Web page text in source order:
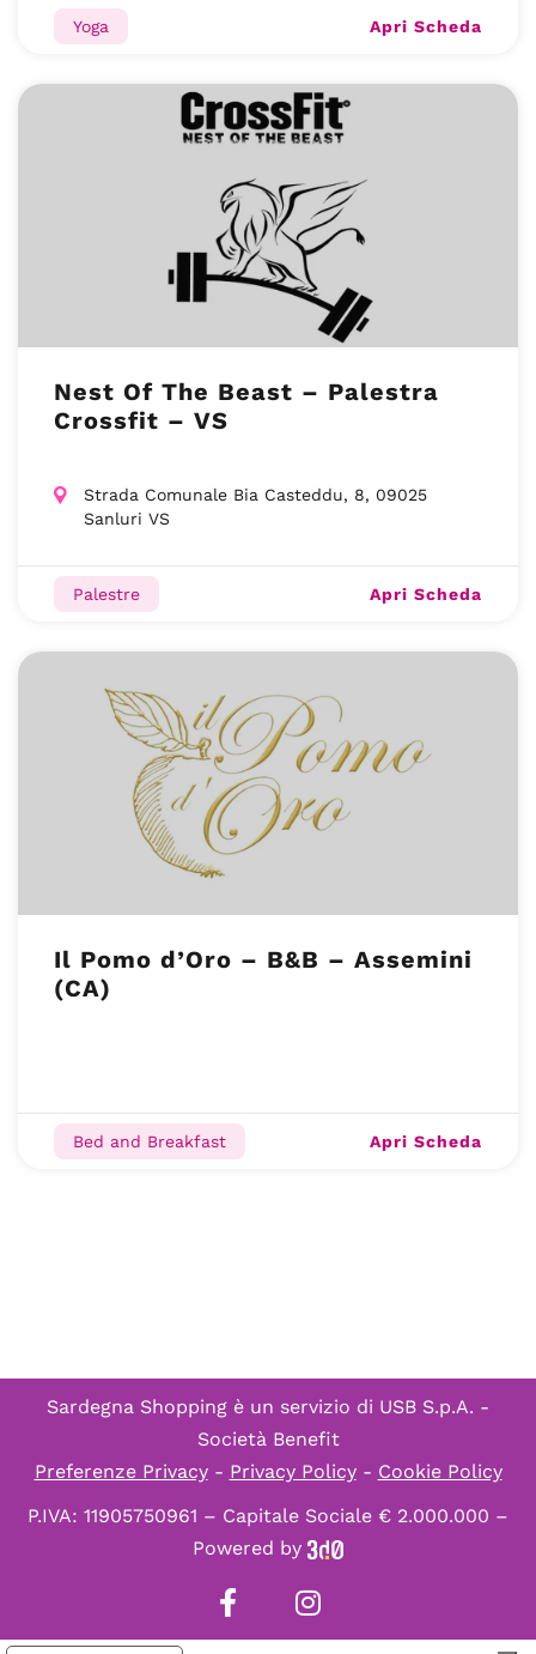
Yoga Apri Scheda
Nest Of The Beast – Palestra
Crossfit – VS
Strada Comunale Bia Casteddu, 8, 09025
Sanluri VS
Palestre Apri Scheda
Il Pomo d’Oro – B&B – Assemini
(CA)
Bed and Breakfast Apri Scheda
Sardegna Shopping è un servizio di USB S.p.A. -
Società Benefit
Preferenze Privacy- Privacy Policy- Cookie Policy
P.IVA: 11905750961 – Capitale Sociale € 2.000.000 –
Powered by